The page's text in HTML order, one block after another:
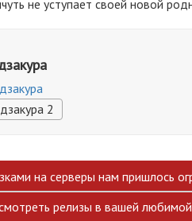
не уступает своей новой
2
на серверы нам пришлось
релизы в вашей